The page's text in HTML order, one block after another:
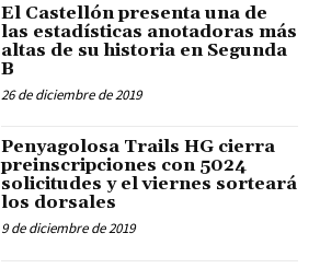
El Castellón presenta una de
las estadísticas anotadoras más
altas de su historia en Segunda
B
26 de diciembre de 2019
Penyagolosa Trails HG cierra
preinscripciones con 5024
solicitudes y el viernes sorteará
los dorsales
9 de diciembre de 2019